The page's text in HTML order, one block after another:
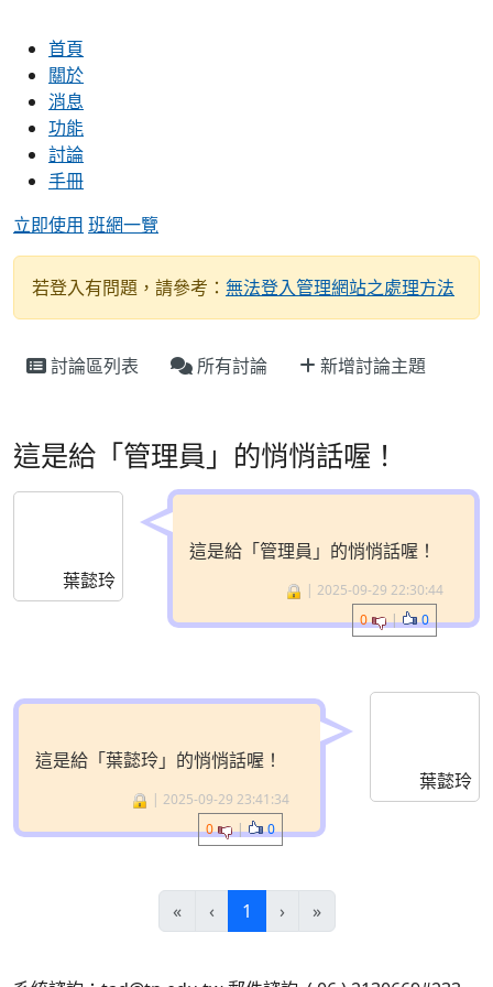
首頁
關於
消息
功能
討論
手冊
立即使用 班網一覽
若登入有問題，請參考： 無法登入管理網站之處理方法
討論區列表 所有討論 新增討論主題
這是給「管理員」的悄悄話喔！
葉懿玲
這是給「管理員」的悄悄話喔！
| 2025-09-29 22:30:44
0
| 0
葉懿玲
這是給「葉懿玲」的悄悄話喔！
| 2025-09-29 23:41:34
0
| 0
« ‹ 1 (目前頁次)
› »